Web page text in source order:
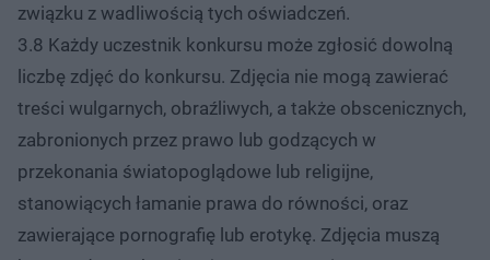
związku z wadliwością tych oświadczeń.
3.8 Każdy uczestnik konkursu może zgłosić dowolną
liczbę zdjęć do konkursu. Zdjęcia nie mogą zawierać
treści wulgarnych, obraźliwych, a także obscenicznych,
zabronionych przez prawo lub godzących w
przekonania światopoglądowe lub religijne,
stanowiących łamanie prawa do równości, oraz
zawierające pornografię lub erotykę. Zdjęcia muszą